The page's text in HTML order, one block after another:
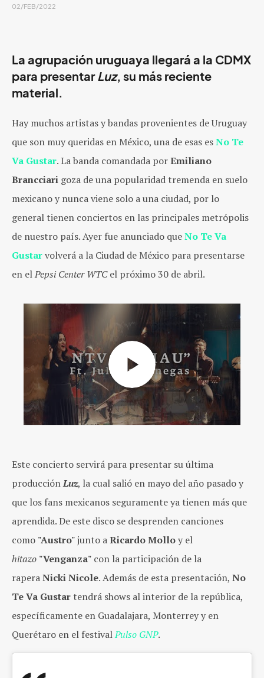
02/FEB/2022
La agrupación uruguaya llegará a la CDMX
para presentarLuz, su más reciente
material.
Hay muchos artistas y bandas provenientes de Uruguay
que son muy queridas en México, una de esas esNo Te
Va Gustar. La banda comandada porEmiliano
Brancciari goza de una popularidad tremenda en suelo
mexicano y nunca viene solo a una ciudad, por lo
general tienen conciertos en las principales metrópolis
de nuestro país. Ayer fue anunciado queNo Te Va
Gustarvolverá a la Ciudad de México para presentarse
en elPepsi Center WTCel próximo 30 de abril.
Este concierto servirá para presentar su última
producciónLuz, la cual salió en mayo del año pasado y
que los fans mexicanos seguramente ya tienen más que
aprendida. De este disco se desprenden canciones
como "Austro"junto aRicardo Molloy el
hitazo "Venganza" con la participación de la
raperaNicki Nicole. Además de esta presentación, No
Te Va Gustar tendrá shows al interior de la república,
específicamente en Guadalajara, Monterrey y en
Querétaro en el festivalPulso GNP.